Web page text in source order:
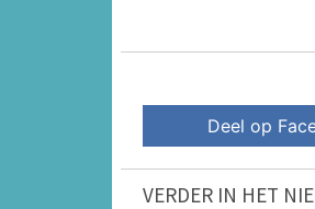
Deel op
VERDER IN HET